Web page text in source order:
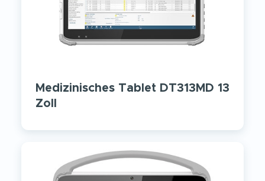
Medizinisches Tablet DT313MD 13
Zoll